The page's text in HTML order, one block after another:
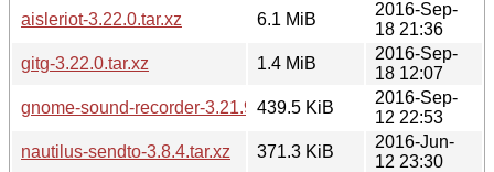
aisleriot-3.22.0.tar.xz
6.1 MiB
2016-Sep-
18 21:36
gitg-3.22.0.tar.xz
1.4 MiB
2016-Sep-
18 12:07
gnome-sound-recorder-3.21.92.tar.xz
439.5 KiB
2016-Sep-
12 22:53
nautilus-sendto-3.8.4.tar.xz
371.3 KiB
2016-Jun-
12 23:30